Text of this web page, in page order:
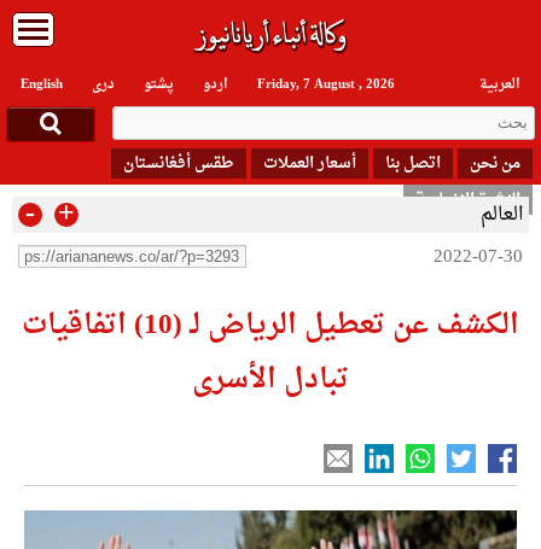
English دری پشتو العربیة اردو Friday, 7 August , 2026
من نحن اتصل بنا أسعار العملات
طقس أفغانستان
النشرة الإخبارية
العالم - +
2022-07-30
الكشف عن تعطیل الرياض لـ (10) اتفاقيات
تبادل الأسرى